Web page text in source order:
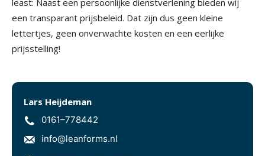
least: Naast een persoonlijke dienstverlening bieden wij
een transparant prijsbeleid. Dat zijn dus geen kleine
lettertjes, geen onverwachte kosten en een eerlijke
prijsstelling!
Lars Heijdeman
0161–778442
info@leanforms.nl